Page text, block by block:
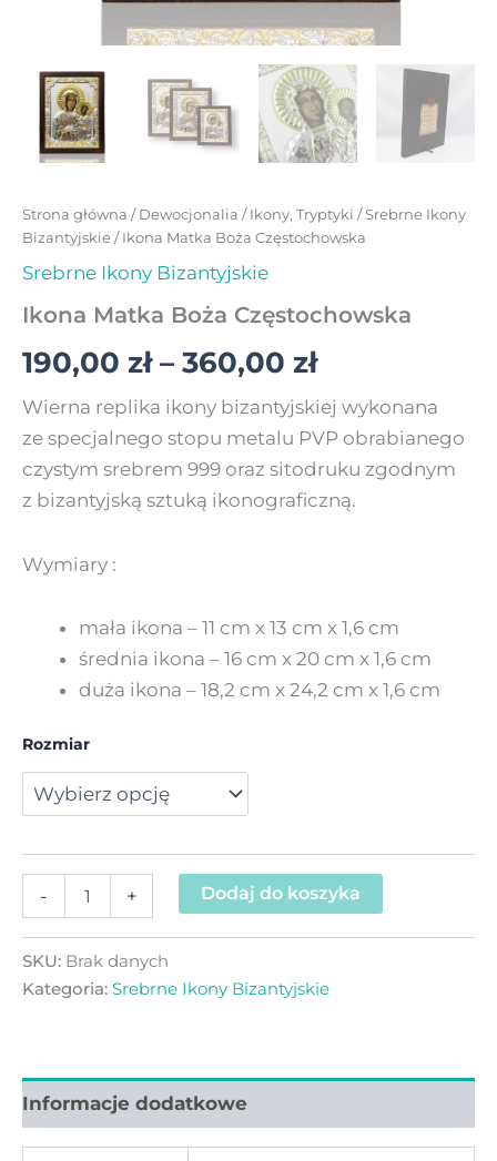
Strona główna /Dewocjonalia /Ikony, Tryptyki /Srebrne Ikony
Bizantyjskie/ Ikona Matka Boża Częstochowska
Srebrne Ikony Bizantyjskie
Ikona Matka Boża Częstochowska
190,00 zł – 360,00 zł
Wierna replika ikony bizantyjskiej wykonana
ze specjalnego stopu metalu PVP obrabianego
czystym srebrem 999 oraz sitodruku zgodnym
z bizantyjską sztuką ikonograficzną.
Wymiary :
mała ikona – 11 cm x 13 cm x 1,6 cm
średnia ikona – 16 cm x 20 cm x 1,6 cm
duża ikona – 18,2 cm x 24,2 cm x 1,6 cm
Rozmiar
- + Dodaj do koszyka
SKU: Brak danych
Kategoria: Srebrne Ikony Bizantyjskie
Informacje dodatkowe